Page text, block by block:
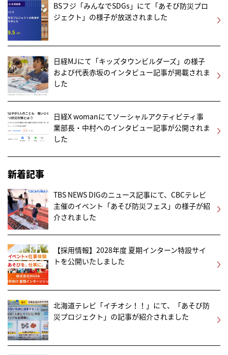
BSフジ「みんなでSDGs」にて「あそび防災プロ
ジェクト」の様子が放送されました
日経MJにて「キッズタウンビルダーズ」の様子
および代表赤坂のインタビュー記事が掲載されま
した
日経X womanにてソーシャルアクティビティ事
業部長・中村へのインタビュー記事が公開されま
した
新着記事
TBS NEWS DIGのニュース記事にて、CBCテレビ
主催のイベント「あそび防災フェス」の様子が紹
介されました
【採用情報】2028年度 夏期インターン特設サイ
トを公開いたしました
北海道テレビ「イチオシ！！」にて、「あそび防
災プロジェクト」の記事が紹介されました